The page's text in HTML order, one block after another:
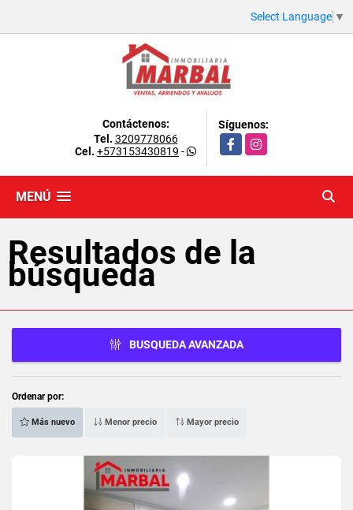
Select Language ▼
Contáctenos:
Tel. 3209778066
Cel. +573153430819 -
Síguenos:
FacebookInstagram
MENÚ
Resultados de la
búsqueda
BUSQUEDA AVANZADA
Ordenar por:
Más nuevo Menor precio Mayor precio